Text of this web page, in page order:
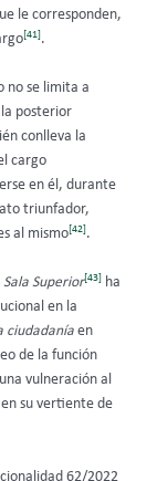
le corresponden,
[41].
no se limita a
posterior
conlleva la
cargo
en él, durante
triunfador,
al mismo[42].
Sala Superior[43] ha
en la
ciudadanía en
de la función
vulneración al
su vertiente de
62/2022